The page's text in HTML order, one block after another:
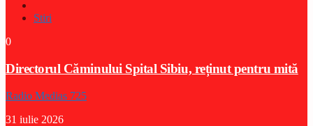
Stiri
0
Directorul Căminului Spital Sibiu, reținut pentru mită
Radio Medias 725
31 iulie 2026